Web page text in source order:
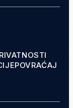
POVRAĆAJ